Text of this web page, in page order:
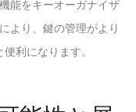
能をキーオーガナイザ
より、鍵の管理がより
利になります。